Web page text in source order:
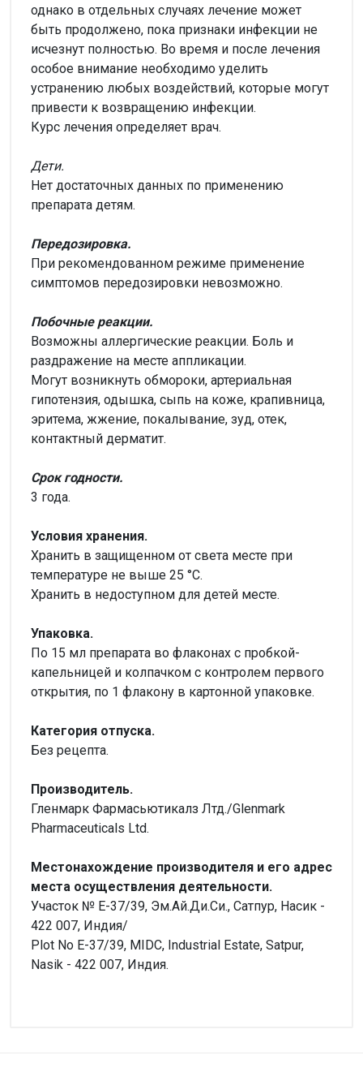
однако в отдельных случаях лечение может
быть продолжено, пока признаки инфекции не
исчезнут полностью. Во время и после лечения
особое внимание необходимо уделить
устранению любых воздействий, которые могут
привести к возвращению инфекции.
Курс лечения определяет врач.
Дети.
Нет достаточных данных по применению
препарата детям.
Передозировка.
При рекомендованном режиме применение
симптомов передозировки невозможно.
Побочные реакции.
Возможны аллергические реакции. Боль и
раздражение на месте аппликации.
Могут возникнуть обмороки, артериальная
гипотензия, одышка, сыпь на коже, крапивница,
эритема, жжение, покалывание, зуд, отек,
контактный дерматит.
Срок годности.
3 года.
Условия хранения.
Хранить в защищенном от света месте при
температуре не выше 25 °С.
Хранить в недоступном для детей месте.
Упаковка.
По 15 мл препарата во флаконах с пробкой-
капельницей и колпачком с контролем первого
открытия, по 1 флакону в картонной упаковке.
Категория отпуска.
Без рецепта.
Производитель.
Гленмарк Фармасьютикалз Лтд./Glenmark
Pharmaceuticals Ltd.
Местонахождение производителя и его адрес
места осуществления деятельности.
Участок № Е-37/39, Эм.Ай.Ди.Си., Сатпур, Насик -
422 007, Индия/
Plot No E-37/39, MIDC, Industrial Estate, Satpur,
Nasik - 422 007, Индия.